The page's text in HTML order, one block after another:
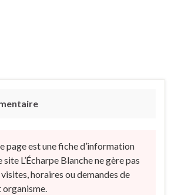
page est une fiche d’information
L’Écharpe Blanche ne gère pas
horaires ou demandes de